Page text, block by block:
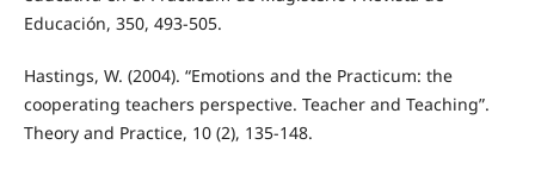
Educación, 350, 493-505.
Hastings, W. (2004). “Emotions and the Practicum: the
cooperating teachers perspective. Teacher and Teaching”.
Theory and Practice, 10 (2), 135-148.